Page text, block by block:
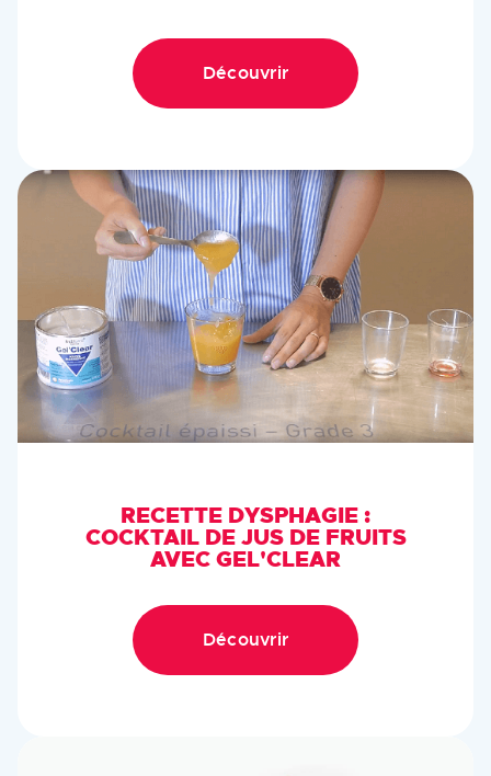
Découvrir
RECETTE DYSPHAGIE :
COCKTAIL DE JUS DE FRUITS
AVEC GEL'CLEAR
Découvrir